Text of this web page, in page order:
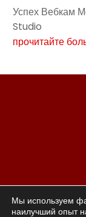
Успех Вебкам
Studio
прочитайте
Мы используем
наилучший опыт